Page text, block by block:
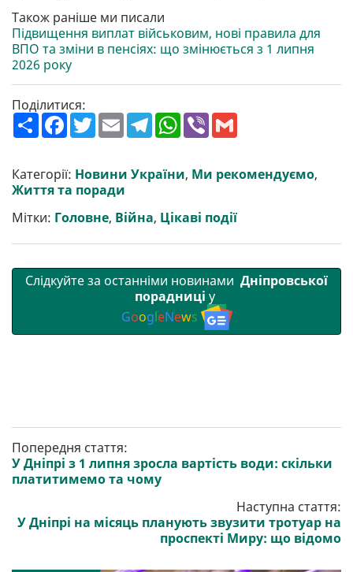
Також раніше ми писали
Підвищення виплат військовим, нові правила для
ВПО та зміни в пенсіях: що змінюється з 1 липня
2026 року
Поділитися:
П
о
р
и
т
F
a
b
o
o
T
w
t
e
r
E
m
l
T
e
g
r
W
h
s
A
V
r l
Категорії: Новини України, Ми рекомендуємо,
Життя та поради
Мітки: Головне, Війна, Цікаві події
Слідкуйте за останніми новинами Дніпровської
порадниці у
GoogleNews
Попередня стаття:
У Дніпрі з 1 липня зросла вартість води: скільки
платитимемо та чому
Наступна стаття:
У Дніпрі на місяць планують звузити тротуар на
проспекті Миру: що відомо